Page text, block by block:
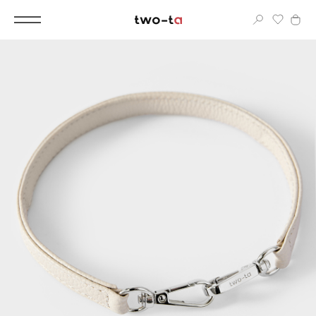
Дополнительные услуги
Новинки
Популярное
Женские сумки